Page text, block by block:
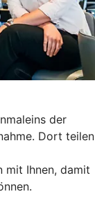
der
Dort teilen
mit Ihnen, damit